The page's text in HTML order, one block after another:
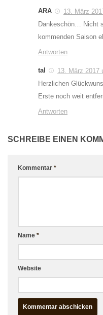
ARA
13. März
Dankeschön… Nicht
kommenden Saison
Antworten
tal
13. März 2017
Herzlichen
Erste noch weit
Antworten
SCHREIBE EINEN
Kommentar *
Name *
Website